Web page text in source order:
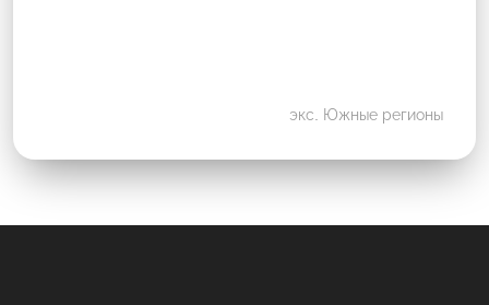
экс. Южные регионы